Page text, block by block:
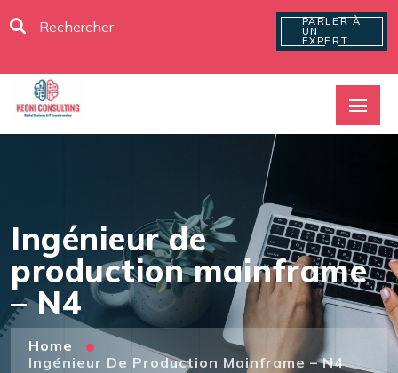
PARLER À
UN
EXPERT
Ingénieur de
production mainframe
– N4
Home
Ingénieur De Production Mainframe – N4